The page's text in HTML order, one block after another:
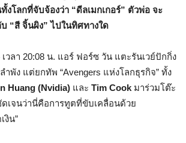
งโลกที่จับจ้องว่า “ดีลเมกเกอร์” ตัวพ่อ จะ
“สี จิ้นผิง” ไปในทิศทางใด
วลา 20:08 น. แอร์ ฟอร์ซ วัน แตะรันเวย์ปักกิ่ง
ำพัง แต่ยกทัพ “Avengers แห่งโลกธุรกิจ” ทั้ง
Huang (Nvidia) และ Tim Cook มาร่วมโต๊ะ
เจนว่านี่คือการทูตที่ขับเคลื่อนด้วย
งิน”